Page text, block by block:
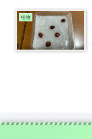
植物